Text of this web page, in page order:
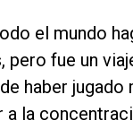
el mundo
pero fue un
haber jugado
a la